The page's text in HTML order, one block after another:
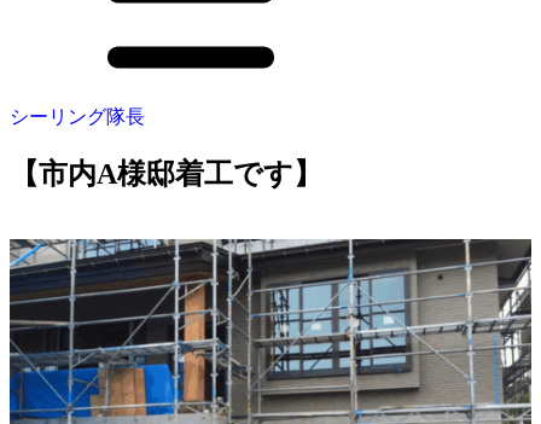
シーリング隊長
【市内A様邸着工です】